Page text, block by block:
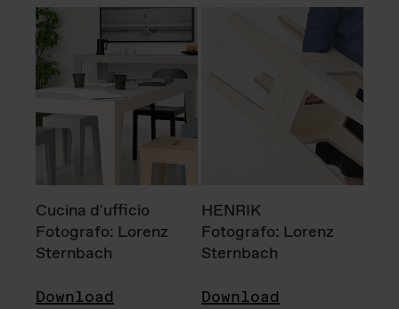
Cucina d'ufficio
Fotografo: Lorenz
Sternbach
Download
HENRIK
Fotografo: Lorenz
Sternbach
Download